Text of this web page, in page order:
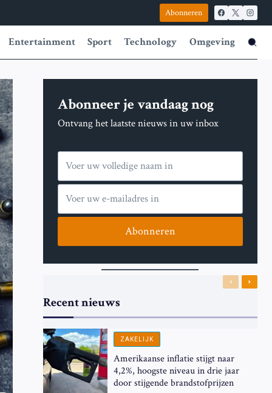
Abonneren
Entertainment Sport Technology Omgeving
Abonneer je vandaag nog
Ontvang het laatste nieuws in uw inbox
Abonneren
Recent nieuws
Previous
Next
ZAKELIJK
Amerikaanse inflatie stijgt naar
4,2%, hoogste niveau in drie jaar
door stijgende brandstofprijzen